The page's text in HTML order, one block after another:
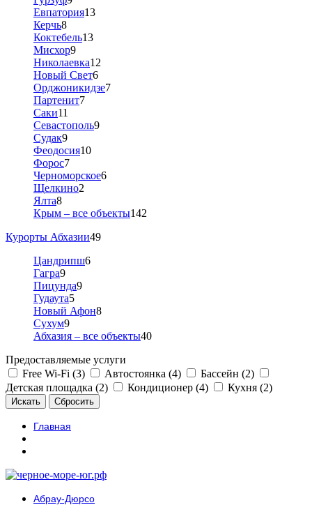
Евпатория13
Керчь8
Коктебель13
Мисхор9
Николаевка12
Новый Свет6
Орджоникидзе7
Партенит7
Саки11
Севастополь9
Судак9
Феодосия10
Форос7
Черноморское6
Щелкино2
Ялта8
Крым – все объекты142
Курорты Абхазии49
Цандрипш6
Гагра9
Пицунда9
Гудаута5
Новый Афон8
Сухум9
Абхазия – все объекты40
Предоставляемые услуги
Free Wi-Fi (3)
Автостоянка (4)
Бассейн (2)
Детская площадка (2)
Кондиционер (4) Кухня (2)
Главная
Абрау-Дюрсо